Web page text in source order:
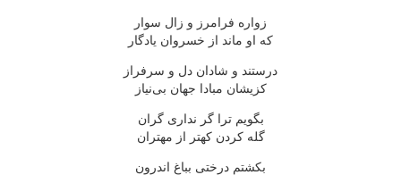
زواره فرامرز و زال سوار
که او ماند از خسروان یادگار
درستند و شادان دل و سرفراز
کزیشان مبادا جهان بی‌نیاز
بگویم ترا گر نداری گران
گله کردن کهتر از مهتران
بکشتم درختی بباغ اندرون